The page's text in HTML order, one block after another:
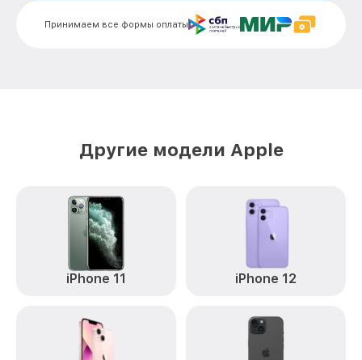
Замена камеры iPhone 8 Plus Apple от 3000₽
Принимаем все формы оплаты
Другие модели Apple
iPhone 11 iPhone 12